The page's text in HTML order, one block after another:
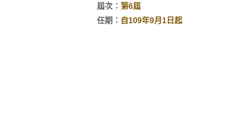
屆次： 第6屆
任期： 自109年9月1日起